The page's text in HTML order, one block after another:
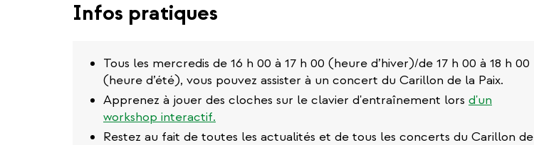
Infos pratiques
Tous les mercredis de 16 h 00 à 17 h 00 (heure d’hiver)/de 17 h 00 à 18 h 00
(heure d’été), vous pouvez assister à un concert du Carillon de la Paix.
Apprenez à jouer des cloches sur le clavier d'entraînement lors d'un
workshop interactif.
Restez au fait de toutes les actualités et de tous les concerts du Carillon de